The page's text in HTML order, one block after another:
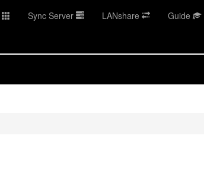
Sync Server LANshare Guide